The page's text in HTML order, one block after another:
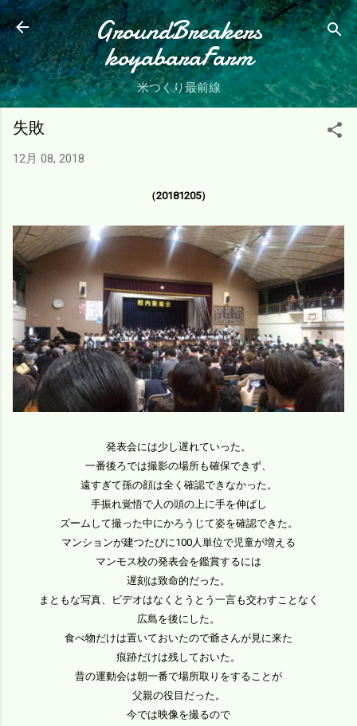
スキップしてメイン コンテンツに移動
GroundBreakers
koyabaraFarm
米つくり最前線
失敗
12月 08, 2018
（20181205）
発表会には少し遅れていった。
一番後ろでは撮影の場所も確保できず、
遠すぎて孫の顔は全く確認できなかった。
手振れ覚悟で人の頭の上に手を伸ばし
ズームして撮った中にかろうじて姿を確認できた。
マンションが建つたびに100人単位で児童が増える
マンモス校の発表会を鑑賞するには
遅刻は致命的だった。
まともな写真、ビデオはなくとうとう一言も交わすことなく
広島を後にした。
食べ物だけは置いておいたので爺さんが見に来た
痕跡だけは残しておいた。
昔の運動会は朝一番で場所取りをすることが
父親の役目だった。
今では映像を撮るので